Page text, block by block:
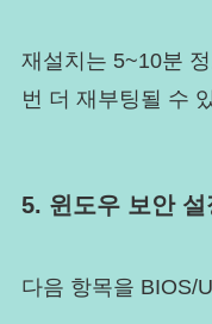
재설치는 5~10분
번 더 재부팅될 수
5. 윈도우 보안
다음 항목을 BIOS/